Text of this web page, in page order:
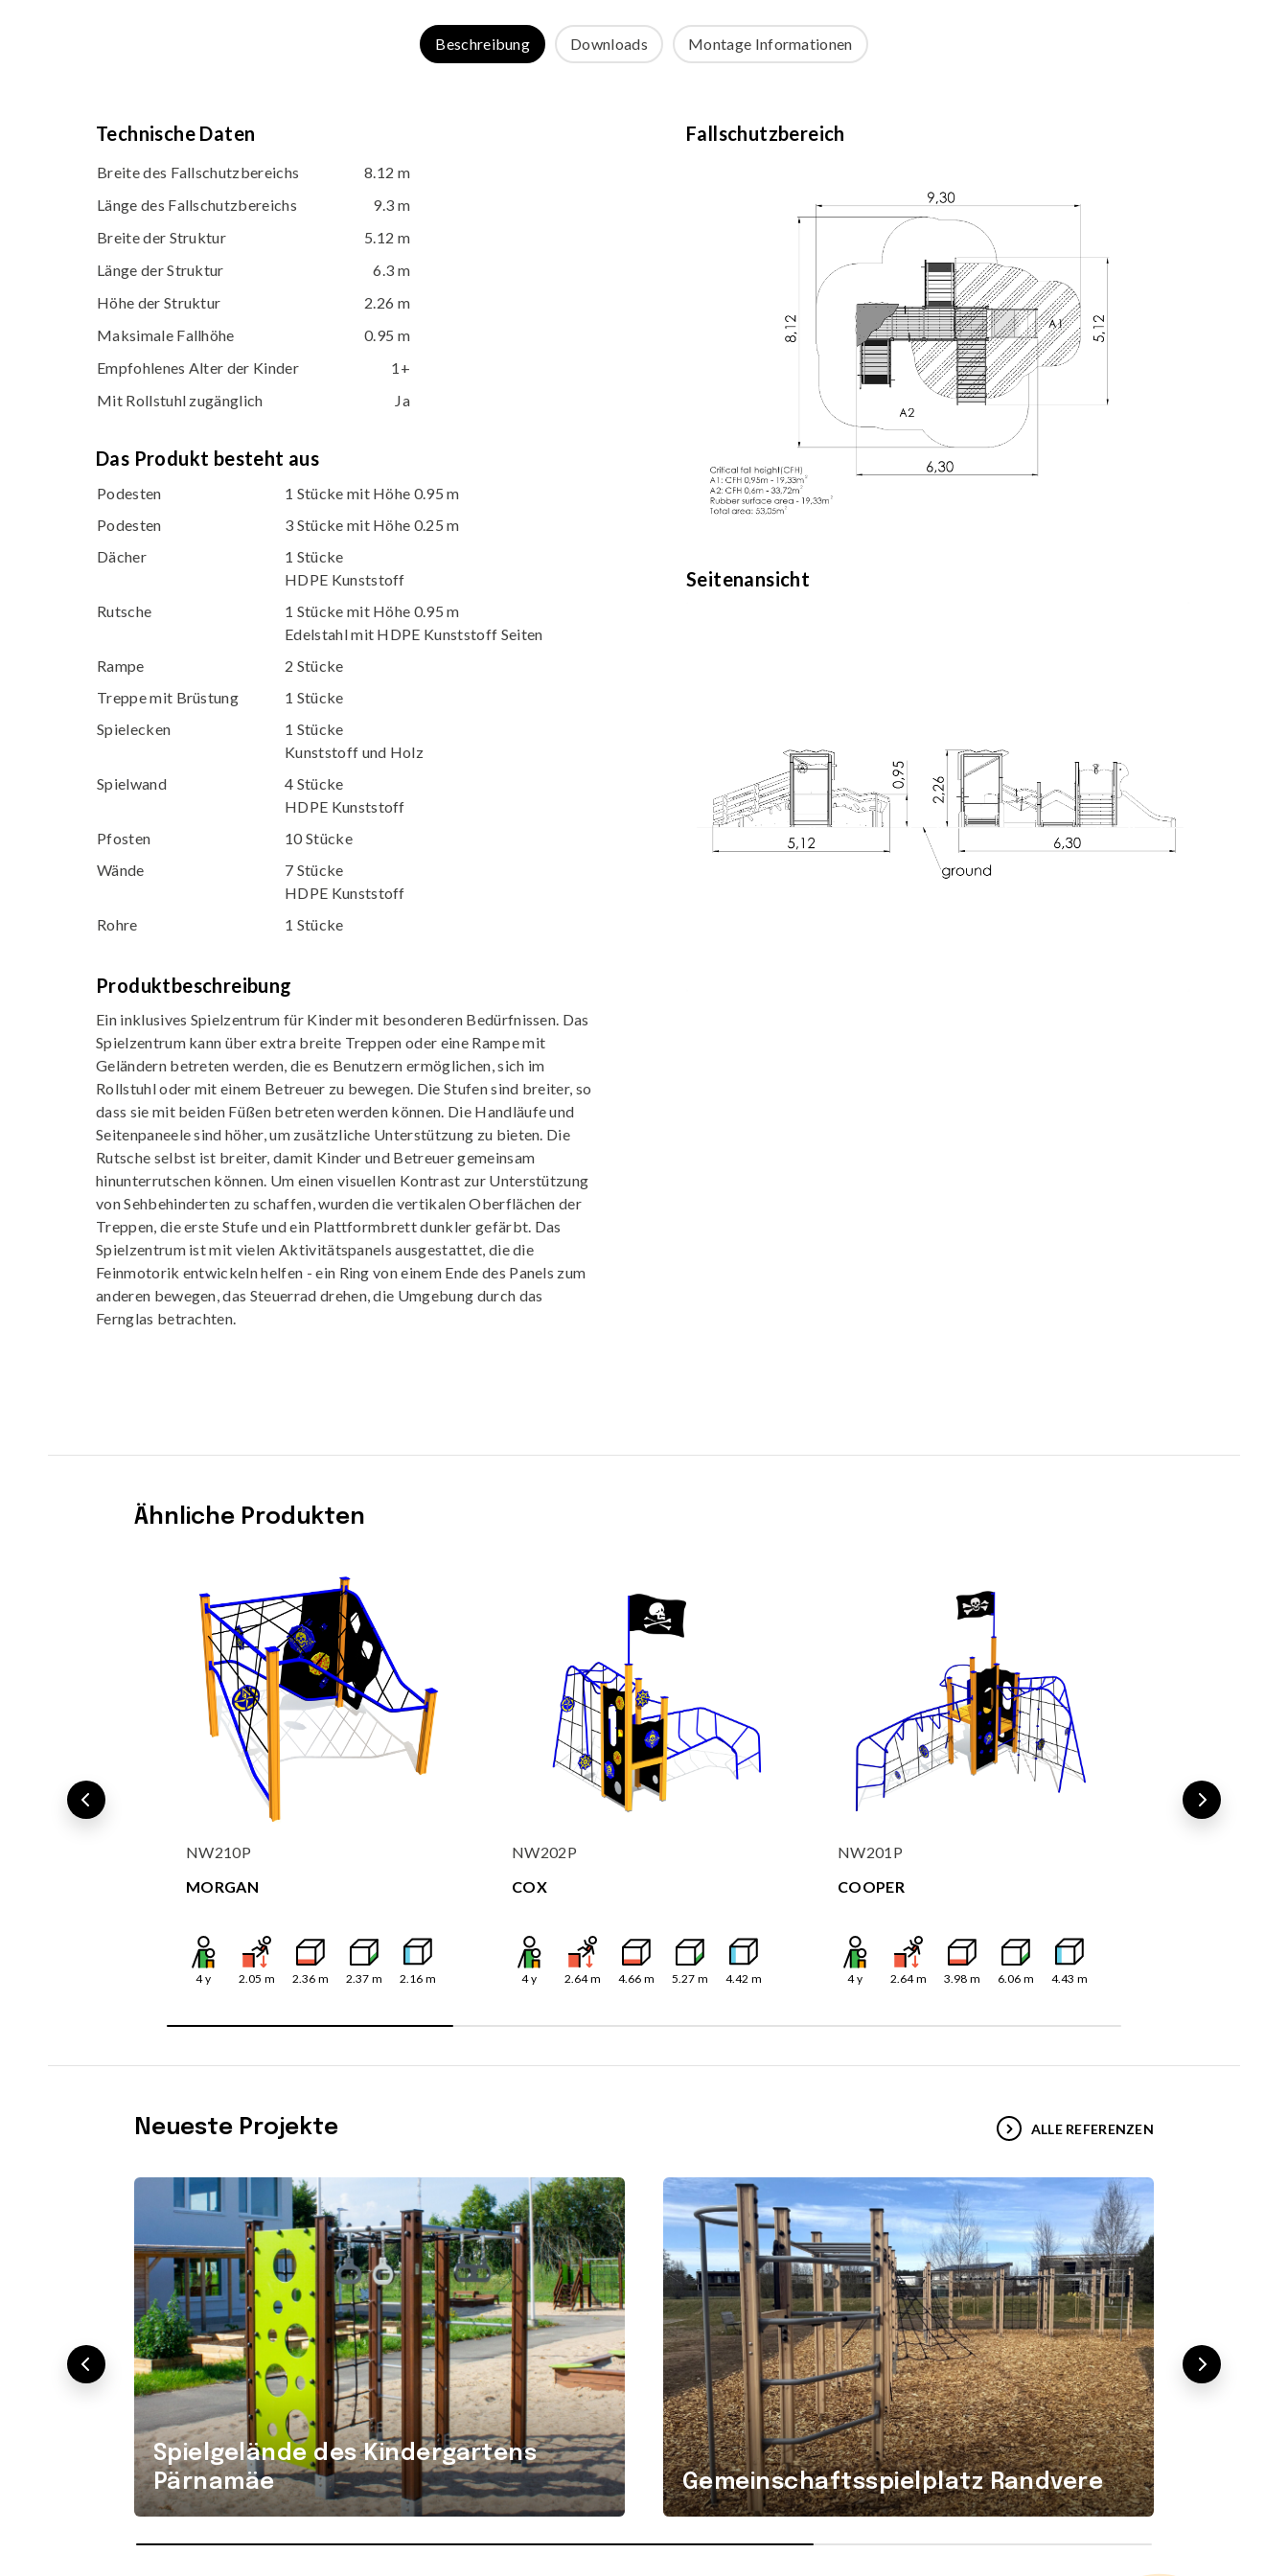
Beschreibung Downloads Montage Informationen
Technische Daten
Breite des Fallschutzbereichs
8.12 m
Länge des Fallschutzbereichs
9.3 m
Breite der Struktur
5.12 m
Länge der Struktur
6.3 m
Höhe der Struktur
2.26 m
Maksimale Fallhöhe
0.95 m
Empfohlenes Alter der Kinder
1+
Mit Rollstuhl zugänglich
Ja
Das Produkt besteht aus
Podesten
1 Stücke mit Höhe 0.95 m
Podesten
3 Stücke mit Höhe 0.25 m
Dächer
1 Stücke
HDPE Kunststoff
Rutsche
1 Stücke mit Höhe 0.95 m
Edelstahl mit HDPE Kunststoff Seiten
Rampe
2 Stücke
Treppe mit Brüstung
1 Stücke
Spielecken
1 Stücke
Kunststoff und Holz
Spielwand
4 Stücke
HDPE Kunststoff
Pfosten
10 Stücke
Wände
7 Stücke
HDPE Kunststoff
Rohre
1 Stücke
Produktbeschreibung
Ein inklusives Spielzentrum für Kinder mit besonderen Bedürfnissen. Das
Spielzentrum kann über extra breite Treppen oder eine Rampe mit
Geländern betreten werden, die es Benutzern ermöglichen, sich im
Rollstuhl oder mit einem Betreuer zu bewegen. Die Stufen sind breiter, so
dass sie mit beiden Füßen betreten werden können. Die Handläufe und
Seitenpaneele sind höher, um zusätzliche Unterstützung zu bieten. Die
Rutsche selbst ist breiter, damit Kinder und Betreuer gemeinsam
hinunterrutschen können. Um einen visuellen Kontrast zur Unterstützung
von Sehbehinderten zu schaffen, wurden die vertikalen Oberflächen der
Treppen, die erste Stufe und ein Plattformbrett dunkler gefärbt. Das
Spielzentrum ist mit vielen Aktivitätspanels ausgestattet, die die
Feinmotorik entwickeln helfen - ein Ring von einem Ende des Panels zum
anderen bewegen, das Steuerrad drehen, die Umgebung durch das
Fernglas betrachten.
Fallschutzbereich
Seitenansicht
Ähnliche Produkten
NW210P
MORGAN
4y 2.05 m 2.36 m 2.37 m 2.16 m
NW202P
COX
4y 2.64m 4.66 m 5.27 m 4.42 m
NW201P
COOPER
4y 2.64m 3.98 m 6.06 m 4.43 m
Neueste Projekte
Spielgelände des Kindergartens
Pärnamäe
Gemeinschaftsspielplatz Randvere
ALLE REFERENZEN